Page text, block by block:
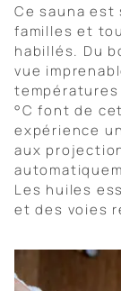
Ce sauna est
familles et
habillés. Du
vue
°C font de
expérience
aux
Les huiles
et des voies